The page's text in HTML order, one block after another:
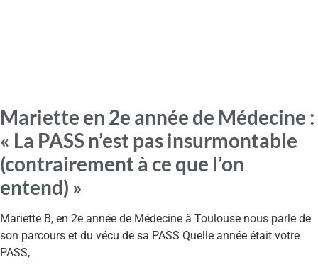
Mariette en 2e année de Médecine :
« La PASS n’est pas insurmontable
(contrairement à ce que l’on
entend) »
Mariette B, en 2e année de Médecine à Toulouse nous parle de
son parcours et du vécu de sa PASS Quelle année était votre
PASS,